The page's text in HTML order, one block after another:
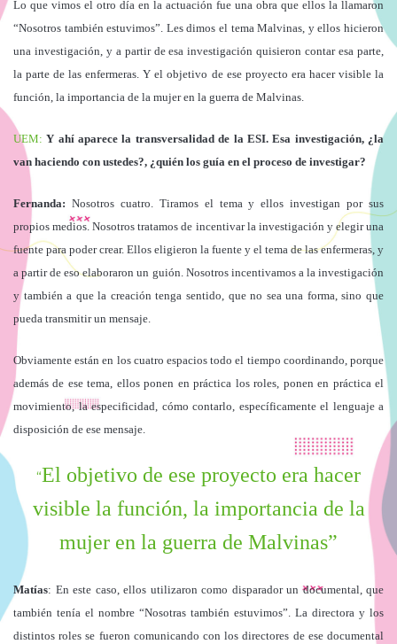
Lo que vimos el otro día en la actuación fue una obra que ellos la llamaron
“Nosotros también estuvimos”. Les dimos el tema Malvinas, y ellos hicieron
una investigación, y a partir de esa investigación quisieron contar esa parte,
la parte de las enfermeras. Y el objetivo de ese proyecto era hacer visible la
función, la importancia de la mujer en la guerra de Malvinas.
UEM:Y ahí aparece la transversalidad de la ESI. Esa investigación, ¿la
van haciendo con ustedes?, ¿quién los guía en el proceso de investigar?
Fernanda: Nosotros cuatro. Tiramos el tema y ellos investigan por sus
propios medios. Nosotros tratamos de incentivar la investigación y elegir una
fuente para poder crear. Ellos eligieron la fuente y el tema de las enfermeras, y
a partir de eso elaboraron un guión. Nosotros incentivamos a la investigación
y también a que la creación tenga sentido, que no sea una forma, sino que
pueda transmitir un mensaje.
Obviamente están en los cuatro espacios todo el tiempo coordinando, porque
además de ese tema, ellos ponen en práctica los roles, ponen en práctica el
movimiento, la especificidad, cómo contarlo, específicamente el lenguaje a
disposición de ese mensaje.
“El objetivo de ese proyecto era hacer
visible la función, la importancia de la
mujer en la guerra de Malvinas”
Matías: En este caso, ellos utilizaron como disparador un documental, que
también tenía el nombre “Nosotras también estuvimos”. La directora y los
distintos roles se fueron comunicando con los directores de ese documental